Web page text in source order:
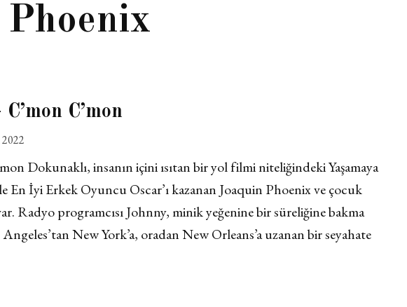
Phoenix
C’mon
Dokunaklı, insanın içini ısıtan bir yol filmi niteliğindeki Yaşamaya
En İyi Erkek Oyuncu Oscar’ı kazanan Joaquin Phoenix ve çocuk
Radyo programcısı Johnny, minik yeğenine bir süreliğine bakma
New York’a, oradan New Orleans’a uzanan bir seyahate